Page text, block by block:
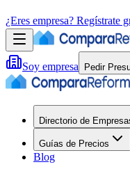
¿Eres empresa? Regístrate
Soy empresa Pedir
Directorio de
Guías de Precios
Blog